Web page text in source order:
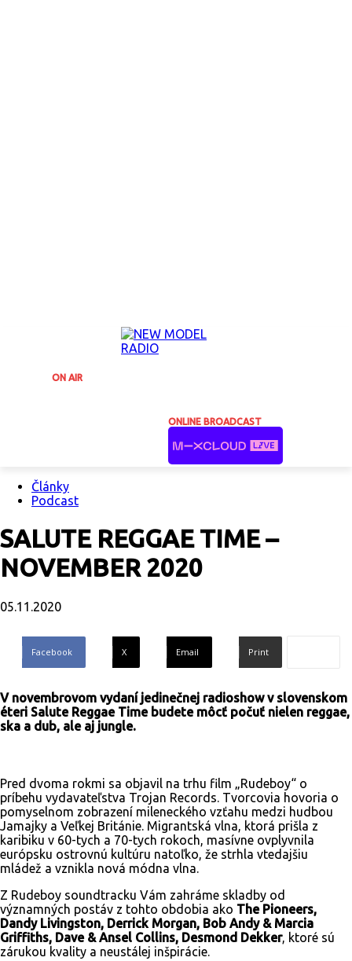
ON AIR
ONLINE BROADCAST
Články
Podcast
SALUTE REGGAE TIME –
NOVEMBER 2020
05.11.2020
Facebook X Email Print
V novembrovom vydaní jedinečnej radioshow v slovenskom
éteri Salute Reggae Time budete môcť počuť nielen reggae,
ska a dub, ale aj jungle.
Pred dvoma rokmi sa objavil na trhu film „Rudeboy“ o
príbehu vydavateľstva Trojan Records. Tvorcovia hovoria o
pomyselnom zobrazení mileneckého vzťahu medzi hudbou
Jamajky a Veľkej Británie. Migrantská vlna, ktorá prišla z
karibiku v 60-tych a 70-tych rokoch, masívne ovplyvnila
európsku ostrovnú kultúru natoľko, že strhla vtedajšiu
mládež a vznikla nová módna vlna.
Z Rudeboy soundtracku Vám zahráme skladby od
významných postáv z tohto obdobia ako The Pioneers,
Dandy Livingston, Derrick Morgan, Bob Andy & Marcia
Griffiths, Dave & Ansel Collins, Desmond Dekker, ktoré sú
zárukou kvality a neustálej inšpirácie.